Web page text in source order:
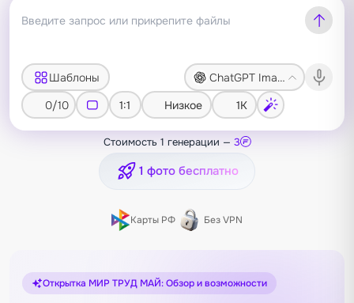
Шаблоны
ChatGPT Image 2
0/10
1:1 Низкое 1K
Стоимость 1 генерации — 3
1 фото бесплатно
Карты РФ Без VPN
Открытка МИР ТРУД МАЙ: Обзор и возможности